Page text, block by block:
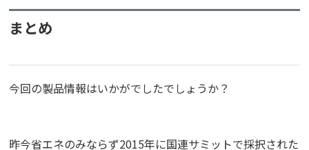
まとめ
今回の製品情報はいかがでしたでしょうか？
昨今省エネのみならず2015年に国連サミットで採択された